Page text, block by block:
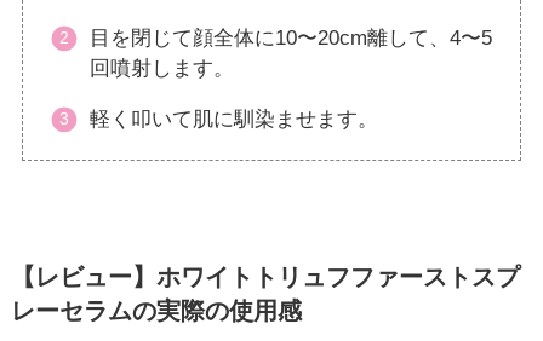
目を閉じて顔全体に10〜20cm離して、4〜5
回噴射します。
軽く叩いて肌に馴染ませます。
【レビュー】ホワイトトリュフファーストスプ
レーセラムの実際の使用感